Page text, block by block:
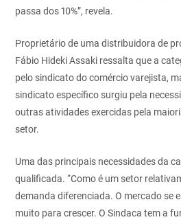
passa dos 10%”, revela.
Proprietário de uma distribuidora de
Fábio Hideki Assaki ressalta que a
pelo sindicato do comércio varejista,
sindicato específico surgiu pela
outras atividades exercidas pela
setor.
Uma das principais necessidades da
qualificada. “Como é um setor
demanda diferenciada. O mercado se
muito para crescer. O Sindaca tem a